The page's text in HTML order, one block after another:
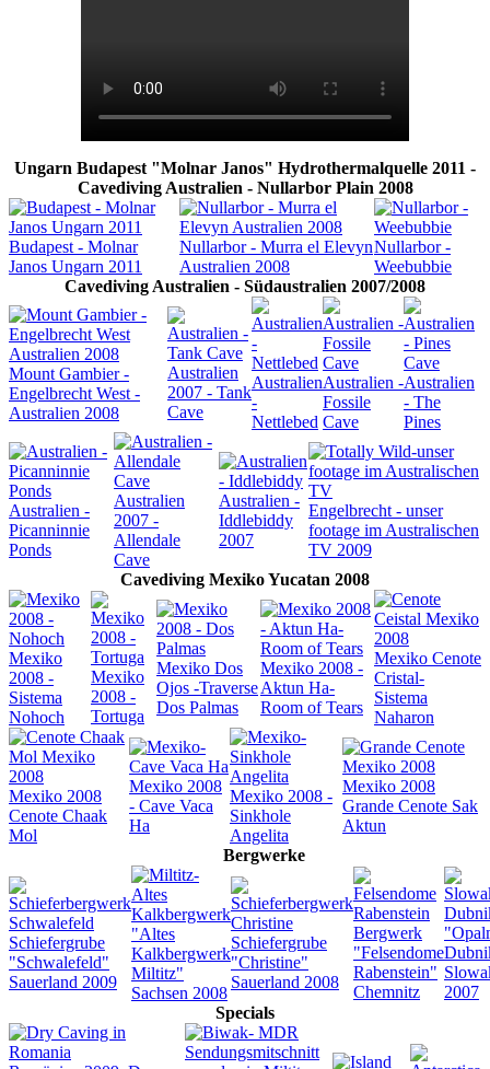
Ungarn Budapest "Molnar Janos" Hydrothermalquelle 2011 -
Cavediving Australien - Nullarbor Plain 2008
Budapest - Molnar
Janos Ungarn 2011
Nullarbor - Murra el Elevyn
Australien 2008
Nullarbor -
Weebubbie
Cavediving Australien - Südaustralien 2007/2008
Mount Gambier -
Engelbrecht West -
Australien 2008
Australien
2007 - Tank
Cave
Australien
-
Nettlebed
Australien -
Fossile
Cave
Australien
- The
Pines
Australien -
Picanninnie
Ponds
Australien
2007 -
Allendale
Cave
Australien -
Iddlebiddy
2007
Engelbrecht - unser
footage im Australischen
TV 2009
Cavediving Mexiko Yucatan 2008
Mexiko
2008 -
Sistema
Nohoch
Mexiko
2008 -
Tortuga
Mexiko Dos
Ojos -Traverse
Dos Palmas
Mexiko 2008 -
Aktun Ha-
Room of Tears
Mexiko Cenote
Cristal-
Sistema
Naharon
Mexiko 2008
Cenote Chaak
Mol
Mexiko 2008
- Cave Vaca
Ha
Mexiko 2008 -
Sinkhole
Angelita
Mexiko 2008
Grande Cenote Sak
Aktun
Bergwerke
Schiefergrube
"Schwalefeld"
Sauerland 2009
"Altes
Kalkbergwerk
Miltitz"
Sachsen 2008
Schiefergrube
"Christine"
Sauerland 2008
Bergwerk
"Felsendome
Rabenstein"
Chemnitz
2007
Specials